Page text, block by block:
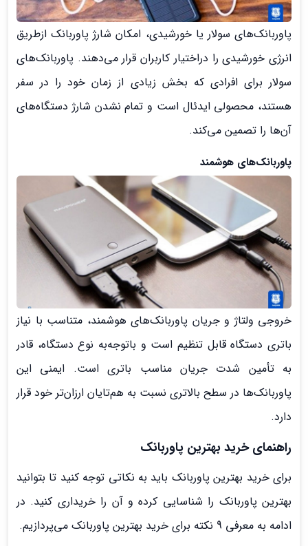
پاوربانک‌های سولار یا خورشیدی، امکان شارژ پاوربانک ازطریق
انرژی خورشیدی را دراختیار کاربران قرار می‌دهند. پاوربانک‌های
سولار برای افرادی که بخش زیادی از زمان خود را در سفر
هستند، محصولی ایدئال است و تمام نشدن شارژ دستگاه‌های
آن‌ها را تصمین می‌کند.
پاوربانک‌های هوشمند
خروجی ولتاژ و جریان پاوربانک‌های هوشمند، متناسب با نیاز
باتری دستگاه قابل تنظیم است و باتوجه‌به نوع دستگاه، قادر
به تأمین شدت جریان مناسب باتری است. ایمنی این
پاوربانک‌ها در سطح بالاتری نسبت به هم‌تایان ارزان‌تر خود قرار
دارد.
راهنمای خرید بهترین پاوربانک
برای خرید بهترین پاوربانک باید به نکاتی توجه کنید تا بتوانید
بهترین پاوربانک را شناسایی کرده و آن را خریداری کنید. در
ادامه به معرفی 9 نکته برای خرید بهترین پاوربانک می‌پردازیم.